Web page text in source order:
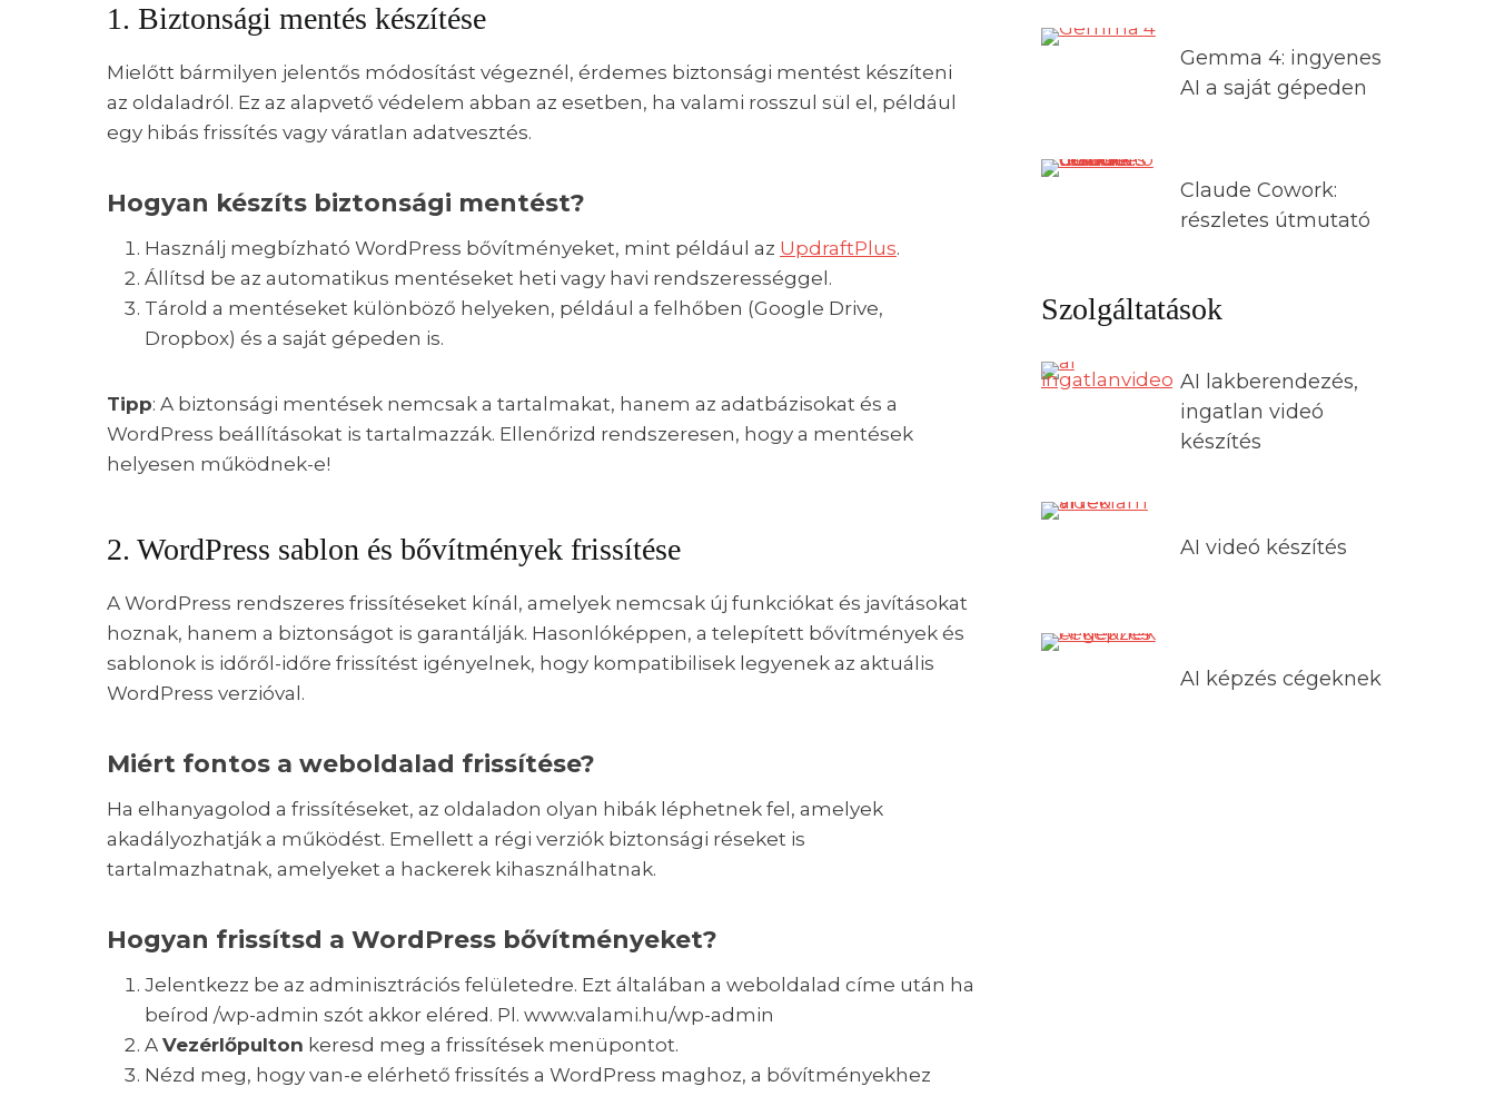
1. Biztonsági mentés készítése
Mielőtt bármilyen jelentős módosítást végeznél, érdemes biztonsági mentést készíteni
az oldaladról. Ez az alapvető védelem abban az esetben, ha valami rosszul sül el, például
egy hibás frissítés vagy váratlan adatvesztés.
Hogyan készíts biztonsági mentést?
Használj megbízható WordPress bővítményeket, mint például az UpdraftPlus.
Állítsd be az automatikus mentéseket heti vagy havi rendszerességgel.
Tárold a mentéseket különböző helyeken, például a felhőben (Google Drive,
Dropbox) és a saját gépeden is.
Tipp: A biztonsági mentések nemcsak a tartalmakat, hanem az adatbázisokat és a
WordPress beállításokat is tartalmazzák. Ellenőrizd rendszeresen, hogy a mentések
helyesen működnek-e!
2. WordPress sablon és bővítmények frissítése
A WordPress rendszeres frissítéseket kínál, amelyek nemcsak új funkciókat és javításokat
hoznak, hanem a biztonságot is garantálják. Hasonlóképpen, a telepített bővítmények és
sablonok is időről-időre frissítést igényelnek, hogy kompatibilisek legyenek az aktuális
WordPress verzióval.
Miért fontos a weboldalad frissítése?
Ha elhanyagolod a frissítéseket, az oldaladon olyan hibák léphetnek fel, amelyek
akadályozhatják a működést. Emellett a régi verziók biztonsági réseket is
tartalmazhatnak, amelyeket a hackerek kihasználhatnak.
Hogyan frissítsd a WordPress bővítményeket?
Jelentkezz be az adminisztrációs felületedre. Ezt általában a weboldalad címe után ha
beírod /wp-admin szót akkor eléred. Pl. www.valami.hu/wp-admin
A Vezérlőpulton keresd meg a frissítések menüpontot.
Nézd meg, hogy van-e elérhető frissítés a WordPress maghoz, a bővítményekhez
Gemma 4: ingyenes
AI a saját gépeden
Claude Cowork:
részletes útmutató
Szolgáltatások
AI lakberendezés,
ingatlan videó
készítés
AI videó készítés
AI képzés cégeknek